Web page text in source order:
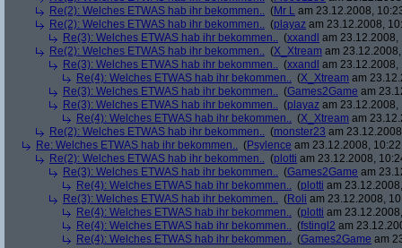
Re(2): Welches ETWAS hab ihr bekommen.. (Mr L am 23.12.2008,
Re(2): Welches ETWAS hab ihr bekommen.. (playaz am 23.12.2008,
Re(3): Welches ETWAS hab ihr bekommen.. (xxandl am 23.12.2008,
Re(2): Welches ETWAS hab ihr bekommen.. (X_Xtream am
Re(3): Welches ETWAS hab ihr bekommen.. (xxandl am 23.12.2008,
Re(4): Welches ETWAS hab ihr bekommen.. (X_Xtream am
Re(3): Welches ETWAS hab ihr bekommen.. (Games2Game am
Re(3): Welches ETWAS hab ihr bekommen.. (playaz am 23.12.2008,
Re(4): Welches ETWAS hab ihr bekommen.. (X_Xtream am
Re(2): Welches ETWAS hab ihr bekommen.. (monster23 am
Re: Welches ETWAS hab ihr bekommen.. (Psylence am 23.12.2008,
Re(2): Welches ETWAS hab ihr bekommen.. (plotti am 23.12.2008,
Re(3): Welches ETWAS hab ihr bekommen.. (Games2Game am
Re(4): Welches ETWAS hab ihr bekommen.. (plotti am
Re(3): Welches ETWAS hab ihr bekommen.. (Roli am 23.12.2008,
Re(4): Welches ETWAS hab ihr bekommen.. (plotti am
Re(4): Welches ETWAS hab ihr bekommen.. (fstingl2 am
Re(4): Welches ETWAS hab ihr bekommen.. (Games2Game am